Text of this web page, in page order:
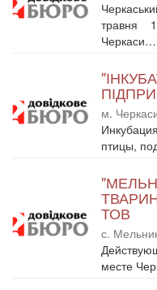
травня
Черкаси…
м.
птицы,
ТОВ
с.
месте